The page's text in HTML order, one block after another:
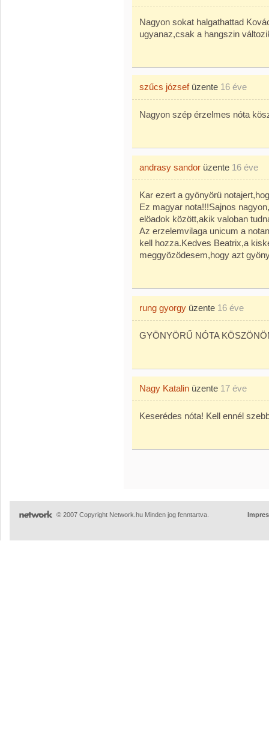
Nagyon sokat halgathattad
ugyanaz,csak a hangszin
szűcs józsefüzente 16 éve
Nagyon szép érzelmes nóta
andrasy sandor üzente 16 éve
Kar ezert a gyönyörü
Ez magyar nota!!!Sajnos
elöadok között,akik valoban
Az erzelemvilaga unicum a
kell hozza.Kedves Beatrix,a
meggyözödesem,hogy azt
rung gyorgy üzente 16 éve
GYÖNYÖRŰ NÓTA
Nagy Katalin üzente 17 éve
Keserédes nóta! Kell ennél
© 2007 Copyright Network.hu Minden jog fenntartva.